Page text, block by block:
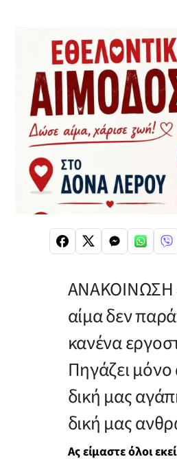
ΑΝΑΚΟΙΝΩΣΗ
αίμα δεν
κανένα
Πηγάζει
δική μας
δική μας
Ας είμαστε όλοι